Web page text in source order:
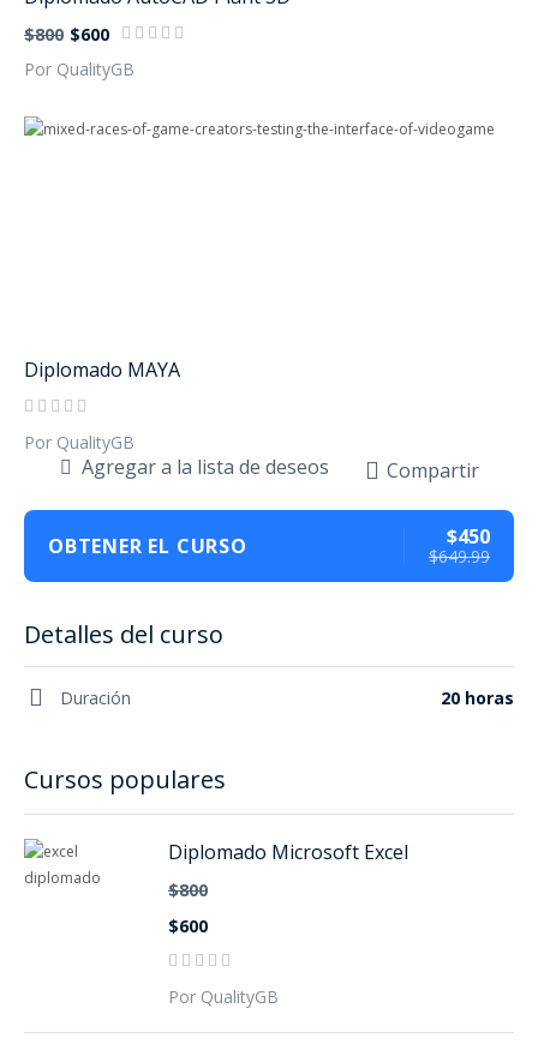
$800 $600
Por QualityGB
Diplomado MAYA
Por QualityGB
Agregar a la lista de deseos Compartir
OBTENER EL CURSO $450
$649.99
Detalles del curso
Duración 20 horas
Cursos populares
Diplomado Microsoft Excel
$800
$600
Por QualityGB